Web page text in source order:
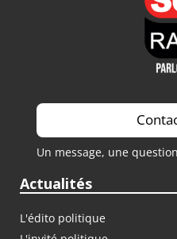
Un message, une
Actualités
L'édito politique